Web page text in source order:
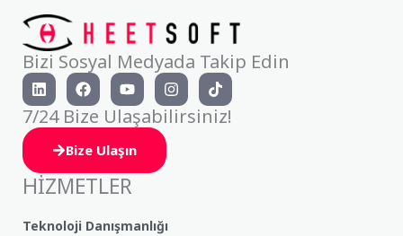
Bizi Sosyal Medyada Takip Edin
L
i
n
k
i
n
F
a
c
e
o
o
k
Y
o
u
t
b
e
I
n
s
t
T
i
k
t
7/24 Bize Ulaşabilirsiniz!
Bize Ulaşın
HİZMETLER
Teknoloji Danışmanlığı